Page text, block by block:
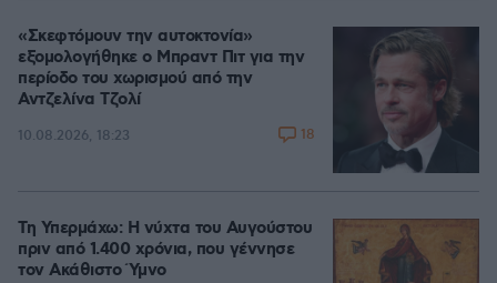
«Σκεφτόμουν την αυτοκτονία»
εξομολογήθηκε ο Μπραντ Πιτ για την
περίοδο του χωρισμού από την
Αντζελίνα Τζολί
10.08.2026, 18:23 18
Τη Υπερμάχω: Η νύχτα του Αυγούστου
πριν από 1.400 χρόνια, που γέννησε
τον Ακάθιστο Ύμνο